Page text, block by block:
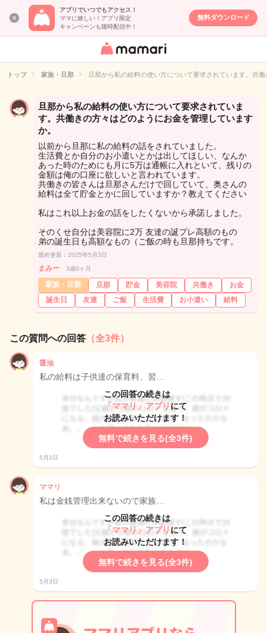
アプリでいつでもアクセス！
ママに嬉しい！アプリ限定
キャンペーンも随時配信中！
無料ダウンロード
女性専用匿名QA
イト
トップ 家族・旦那 旦那から私の給料の使い方について要求されています。共
旦那から私の給料の使い方について要求されていま
す。共働きの方々はどのようにお金を管理しています
か。
以前から旦那に私の給料の話をされていました。
生活費とか自分のお小遣いとかは出してほしい、なんか
あった時のためにも月に5万は通帳に入れといて、残りの
金額は俺の口座に欲しいと言われています。
共働きの皆さんは旦那さんだけで回していて、奥さんの
給料は全て貯金とかに回していますか？教えてください
私はこれ以上お金の話をしたくないから承諾しました。
そのくせ自分は美容院に2万 友達の誕プレ高額のもの
弟の誕生日も高額なもの（ご飯の時も旦那持ちです。
最終更新：2025年5月3日
まみー 3歳0ヶ月
家族・旦那 旦那 貯金 美容院 共働き
お金
誕生日
友達 ご飯 生活費 お小遣い 給料
この質問への回答 （全3件）
醤油
私の給料は子供達の保育料、習…
この回答の続きは
「ママリ」アプリ にて
お読みいただけます！
無料で続きを見る(全3件)
5月2日
ママリ
私は金銭管理出来ないので家族…
この回答の続きは
「ママリ」アプリ にて
お読みいただけます！
無料で続きを見る(全3件)
5月3日